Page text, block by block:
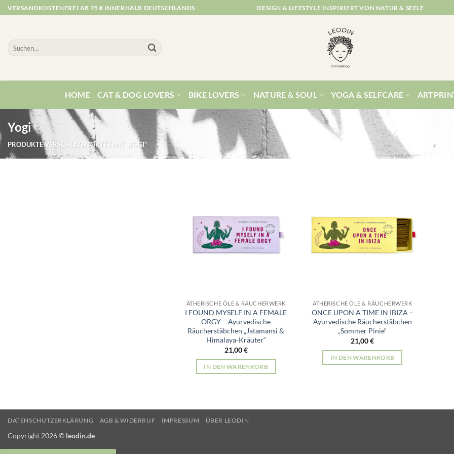
Zum
Inhalt
VERSANDKOSTENFREI AB 75 € INNERHALB DEUTSCHLANDS DESIGN & LIFESTYLE INSPIRIERT VON NATUR & SEELE
Suchen
nach:
HOME CAT & DOG LOVERS BIKE LOVERS NATURE & SOUL YOGA & SELFCARE
Yogi
PRODUKTE VERSCHLAGWORTET MIT „YOGI“
ÄTHERISCHE ÖLE & RÄUCHERWERK
I FOUND MYSELF IN A FEMALE
ORGY – Ayurvedische
Räucherstäbchen „Jatamansi &
Himalaya-Kräuter“
21,00€
IN DEN WARENKORB
ÄTHERISCHE ÖLE & RÄUCHERWERK
ONCE UPON A TIME IN IBIZA –
Ayurvedische Räucherstäbchen
„Sommer Pinie“
21,00€
IN DEN WARENKORB
DATENSCHUTZERKLÄRUNG AGB & WIDERRUF IMPRESSUM ÜBER LEODIN
Copyright 2026 © leodin.de